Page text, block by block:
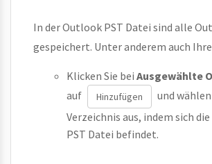
In der Outlook PST Datei sind alle
gespeichert. Unter anderem auch
Klicken Sie bei Ausgewählte
auf
Hinzufügen
und wählen
Verzeichnis aus, indem sich
PST Datei befindet.